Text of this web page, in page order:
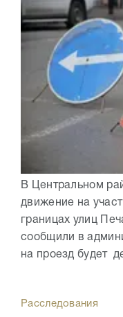
В Центральном
движение на
границах улиц
сообщили в
на проезд будет
Расследования